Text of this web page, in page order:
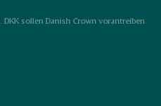
sollen Danish Crown vorantreiben